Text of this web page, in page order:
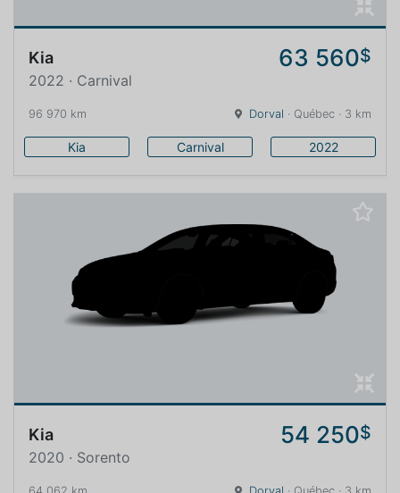
Kia 63 560$
2022 · Carnival
96 970 km Dorval · Québec · 3 km
Kia Carnival 2022
Kia 54 250$
2020 · Sorento